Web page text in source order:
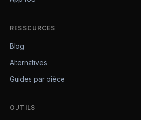
RESSOURCES
Blog
Alternatives
Guides par pièce
OUTILS